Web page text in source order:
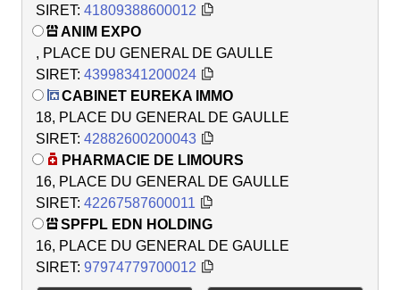
SIRET: 41809388600012
ANIM EXPO
, PLACE DU GENERAL DE GAULLE
SIRET: 43998341200024
CABINET EUREKA IMMO
18, PLACE DU GENERAL DE GAULLE
SIRET: 42882600200043
PHARMACIE DE LIMOURS
16, PLACE DU GENERAL DE GAULLE
SIRET: 42267587600011
SPFPL EDN HOLDING
16, PLACE DU GENERAL DE GAULLE
SIRET: 97974779700012